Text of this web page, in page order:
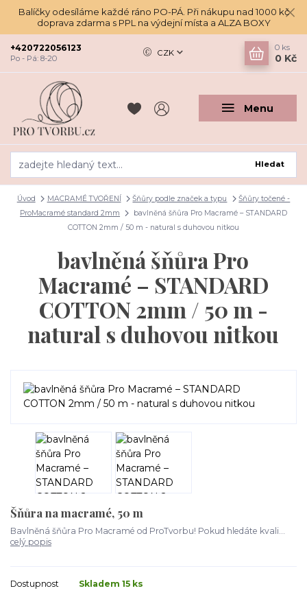
Balíčky odesíláme každé ráno PO-PÁ. Při nákupu nad 1000 kč
doprava zdarma s PPL na výdejní místa a ALZA BOXY
Menu
CZK
Hledat
+420722056123
Po - Pá: 8-20
0 ks
0 Kč
Úvod MACRAMÉ TVOŘENÍ Šňůry podle značek a typu
Šňůry točené -
ProMacramé standard 2mm
bavlněná šňůra Pro Macramé – STANDARD
COTTON 2mm / 50 m - natural s duhovou nitkou
bavlněná šňůra Pro
Macramé – STANDARD
COTTON 2mm / 50 m -
natural s duhovou nitkou
Šňůra na macramé, 50 m
Bavlněná šňůra Pro Macramé od ProTvorbu! Pokud hledáte kvali...
celý popis
Dostupnost Skladem 15 ks